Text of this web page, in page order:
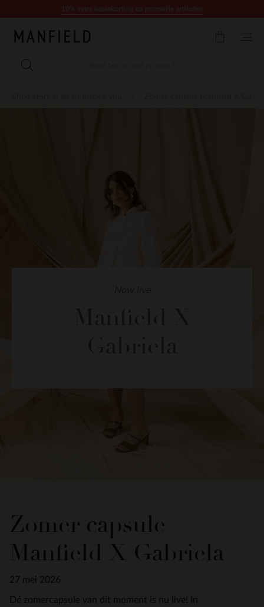
Zomer capsule
Manfield X Gabriela
27 mei 2026
Dé zomercapsule van dit moment is nu live! In